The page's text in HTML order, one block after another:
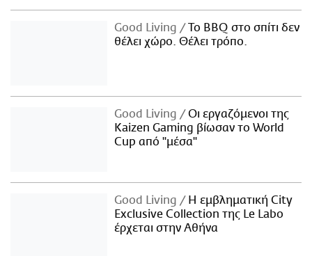
Good Living
Το BBQ στο σπίτι δεν
θέλει χώρο. Θέλει τρόπο.
Good Living
Οι εργαζόμενοι της
Kaizen Gaming βίωσαν το World
Cup από "μέσα"
Good Living
Η εμβληματική City
Exclusive Collection της Le Labo
έρχεται στην Αθήνα